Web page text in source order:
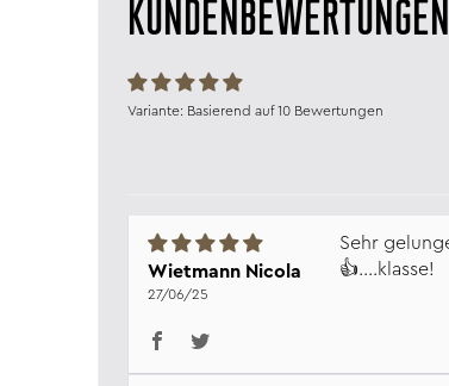
KUNDENBEWERTUNGEN
Basierend auf 10 Bewertungen
Wietmann Nicola
27/06/25
Sehr
👍....klasse!